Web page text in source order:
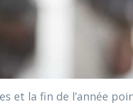
et la fin de l’année